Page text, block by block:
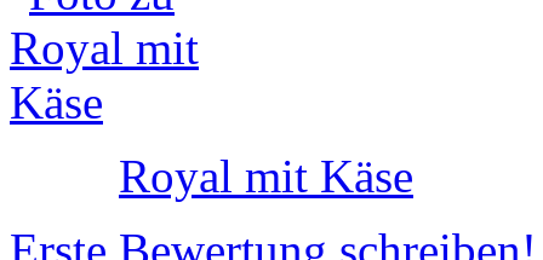
Royal mit Käse
Erste Bewertung schreiben!